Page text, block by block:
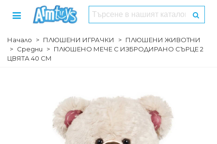
Начало > ПЛЮШЕНИ ИГРАЧКИ > ПЛЮШЕНИ ЖИВОТНИ
> Средни > ПЛЮШЕНО МЕЧЕ С ИЗБРОДИРАНО СЪРЦЕ 2
ЦВЯТА 40 СМ